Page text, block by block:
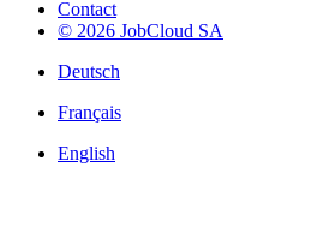
Contact
© 2026 JobCloud SA
Deutsch
Français
English